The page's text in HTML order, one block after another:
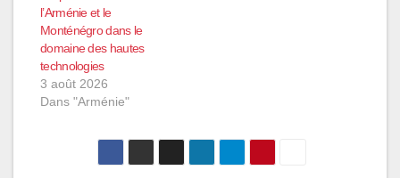
l’Arménie et le
Monténégro dans le
domaine des hautes
technologies
3 août 2026
Dans "Arménie"